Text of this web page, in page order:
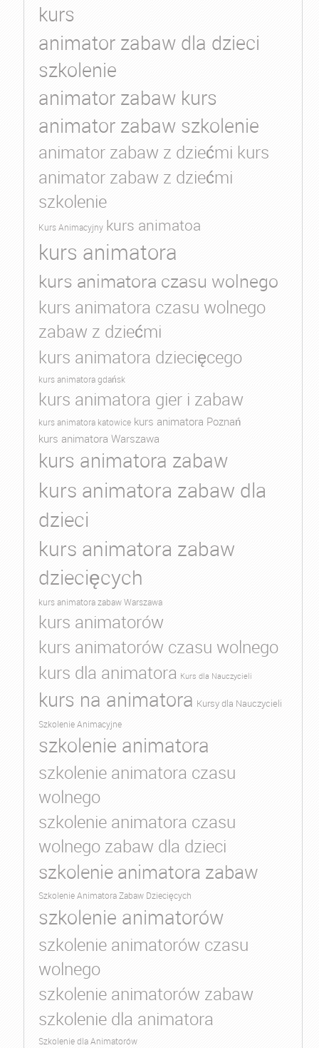
kurs
animator zabaw dla dzieci
szkolenie
animator zabaw kurs
animator zabaw szkolenie
animator zabaw z dziećmi kurs
animator zabaw z dziećmi
szkolenie
Kurs Animacyjny kurs animatoa
kurs animatora
kurs animatora czasu wolnego
kurs animatora czasu wolnego
zabaw z dziećmi
kurs animatora dziecięcego
kurs animatora gdańsk
kurs animatora gier i zabaw
kurs animatora katowice kurs animatora Poznań
kurs animatora Warszawa
kurs animatora zabaw
kurs animatora zabaw dla
dzieci
kurs animatora zabaw
dziecięcych
kurs animatora zabaw Warszawa
kurs animatorów
kurs animatorów czasu wolnego
kurs dla animatora Kurs dla Nauczycieli
kurs na animatora Kursy dla Nauczycieli
Szkolenie Animacyjne
szkolenie animatora
szkolenie animatora czasu
wolnego
szkolenie animatora czasu
wolnego zabaw dla dzieci
szkolenie animatora zabaw
Szkolenie Animatora Zabaw Dziecięcych
szkolenie animatorów
szkolenie animatorów czasu
wolnego
szkolenie animatorów zabaw
szkolenie dla animatora
Szkolenie dla Animatorów